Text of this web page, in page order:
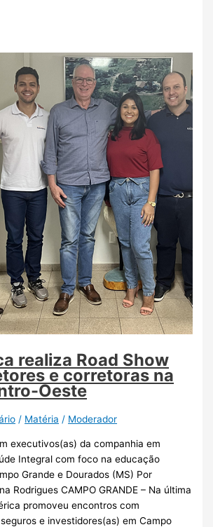
realiza Road Show
e corretoras na
Oeste
/ Matéria / Moderador
executivos(as) da companhia em
Integral com foco na educação
Grande e Dourados (MS) Por
Rodrigues CAMPO GRANDE – Na última
promoveu encontros com
e investidores(as) em Campo